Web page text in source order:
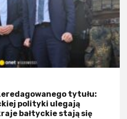
tytułu:
polityki ulegają
bałtyckie stają się